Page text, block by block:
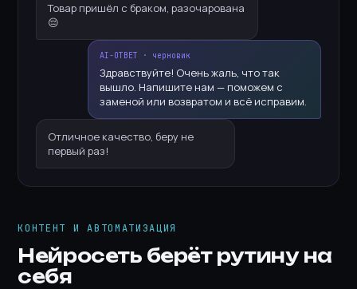
Товар пришёл с браком, разочарована
😔
AI-ОТВЕТ · черновик
Здравствуйте! Очень жаль, что так
вышло. Напишите нам — поможем с
заменой или возвратом и всё исправим.
Отличное качество, беру не
первый раз!
КОНТЕНТ И АВТОМАТИЗАЦИЯ
Нейросеть берёт рутину на
себя